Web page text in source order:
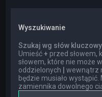
Wyszukiwanie
Szukaj wg słów
Umieść+ przed słowem,
słowem, które nie może
oddzielonych
wewnątrz
będzie musiało
zamiennika dowolnego